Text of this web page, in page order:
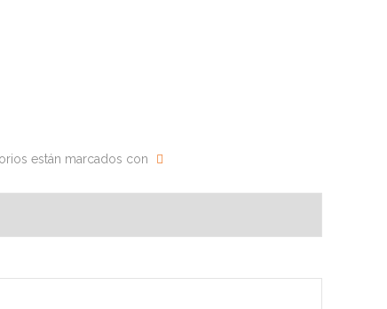
están marcados con